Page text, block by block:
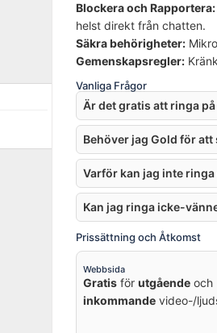
Blockera och Rapportera:
helst direkt från chatten.
Säkra behörigheter:
Gemenskapsregler:
Vanliga Frågor
Är det gratis att ringa
Behöver jag Gold för
Varför kan jag inte
Kan jag ringa icke-
Prissättning och Åtkomst
Webbsida
Gratis för utgående och
inkommande video-/